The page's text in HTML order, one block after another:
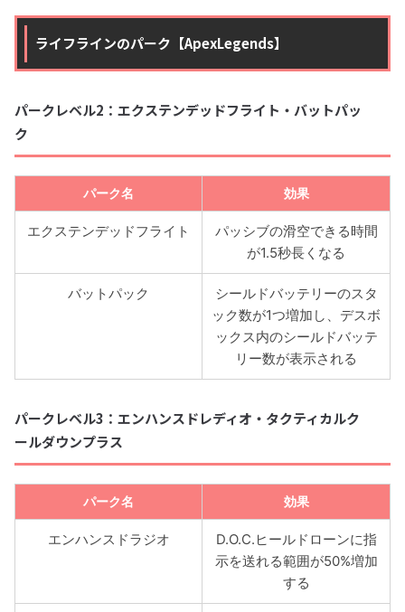
ライフラインのパーク【ApexLegends】
パークレベル2：エクステンデッドフライト・バットパッ
ク
パーク名 効果
エクステンデッドフライト
パッシブの滑空できる時間
が1.5秒長くなる
バットパック
シールドバッテリーのスタ
ック数が1つ増加し、デスボ
ックス内のシールドバッテ
リー数が表示される
パークレベル3：エンハンスドレディオ・タクティカルク
ールダウンプラス
パーク名 効果
エンハンスドラジオ
D.O.C.ヒールドローンに指
示を送れる範囲が50%増加
する